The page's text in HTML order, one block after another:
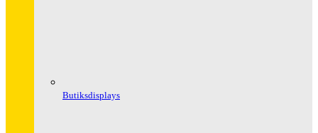
Butiksdisplays